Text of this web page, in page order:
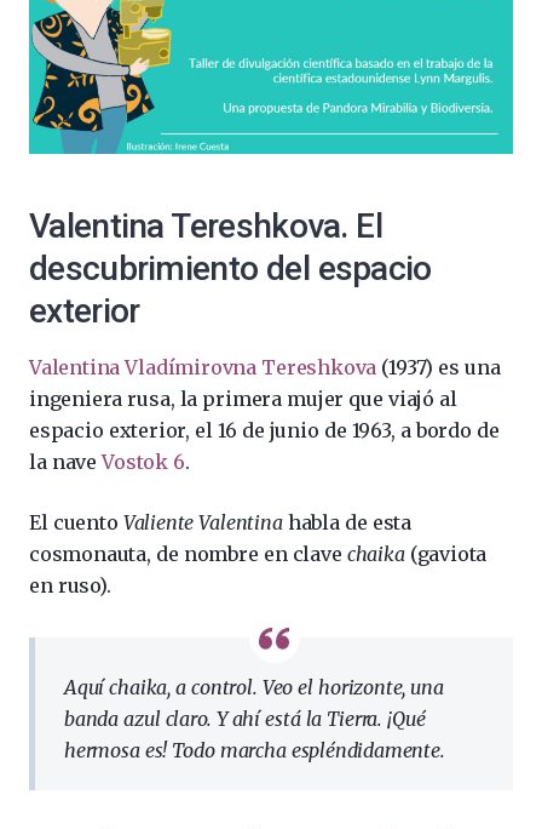
Valentina Tereshkova. El
descubrimiento del espacio
exterior
Valentina Vladímirovna Tereshkova (1937) es una
ingeniera rusa, la primera mujer que viajó al
espacio exterior, el 16 de junio de 1963, a bordo de
la naveVostok 6.
El cuento Valiente Valentinahabla de esta
cosmonauta, de nombre en clave chaika(gaviota
en ruso).
Aquí chaika, a control. Veo el horizonte, una
banda azul claro. Y ahí está la Tierra. ¡Qué
hermosa es! Todo marcha espléndidamente.